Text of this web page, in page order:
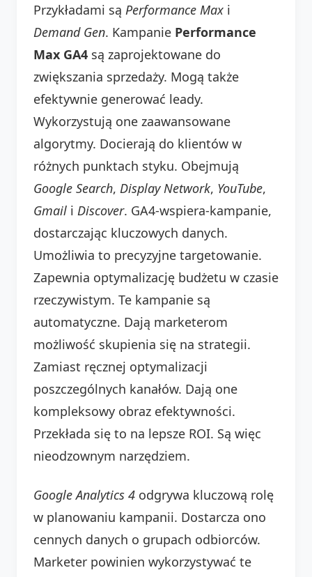
Przykładami są Performance Max i
Demand Gen. Kampanie Performance
Max GA4 są zaprojektowane do
zwiększania sprzedaży. Mogą także
efektywnie generować leady.
Wykorzystują one zaawansowane
algorytmy. Docierają do klientów w
różnych punktach styku. Obejmują
Google Search, Display Network, YouTube,
Gmail i Discover. GA4-wspiera-kampanie,
dostarczając kluczowych danych.
Umożliwia to precyzyjne targetowanie.
Zapewnia optymalizację budżetu w czasie
rzeczywistym. Te kampanie są
automatyczne. Dają marketerom
możliwość skupienia się na strategii.
Zamiast ręcznej optymalizacji
poszczególnych kanałów. Dają one
kompleksowy obraz efektywności.
Przekłada się to na lepsze ROI. Są więc
nieodzownym narzędziem.
Google Analytics 4 odgrywa kluczową rolę
w planowaniu kampanii. Dostarcza ono
cennych danych o grupach odbiorców.
Marketer powinien wykorzystywać te